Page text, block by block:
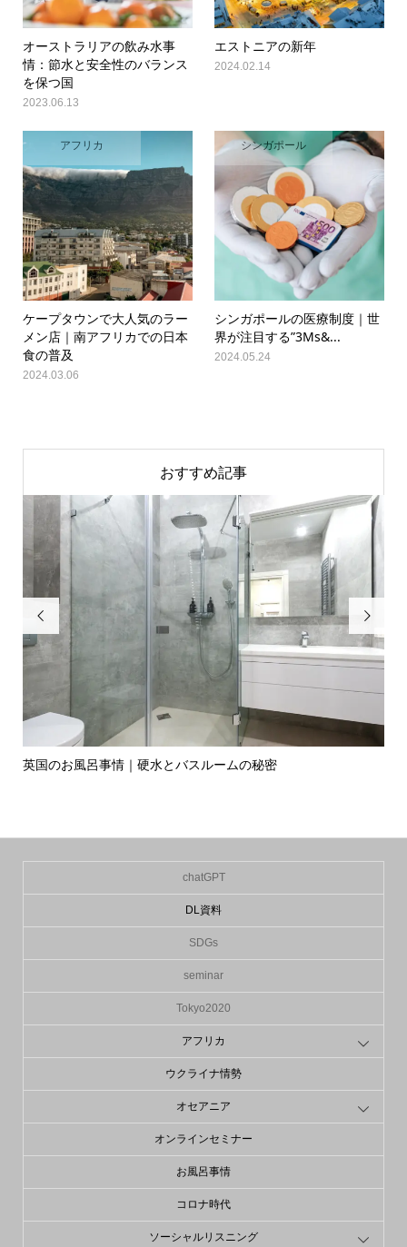
オーストラリアの飲み水事
情：節水と安全性のバランス
を保つ国
2023.06.13
エストニアの新年
2024.02.14
アフリカ
ケープタウンで大人気のラー
メン店｜南アフリカでの日本
食の普及
2024.03.06
シンガポール
シンガポールの医療制度｜世
界が注目する”3Ms&...
2024.05.24
おすすめ記事

英国のお風呂事情｜硬水とバスルームの秘密

chatGPT
DL資料
SDGs
seminar
Tokyo2020
アフリカ
ウクライナ情勢
オセアニア
オンラインセミナー
お風呂事情
コロナ時代
ソーシャルリスニング